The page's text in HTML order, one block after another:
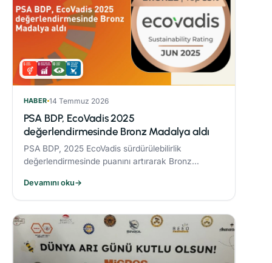
HABER 14 Temmuz 2026
PSA BDP, EcoVadis 2025
değerlendirmesinde Bronz Madalya aldı
PSA BDP, 2025 EcoVadis sürdürülebilirlik
değerlendirmesinde puanını artırarak Bronz
seviyesine yükseldi ve karbon yönetiminde
‘Leader’ kategorisine yerleşti.
Devamını oku→